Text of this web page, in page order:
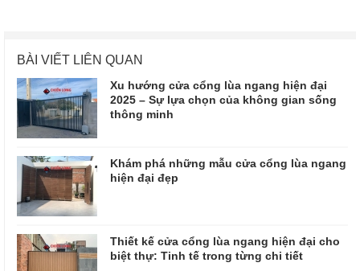
BÀI VIẾT LIÊN QUAN
Xu hướng cửa cổng lùa ngang hiện đại
2025 – Sự lựa chọn của không gian sống
thông minh
Khám phá những mẫu cửa cổng lùa ngang
hiện đại đẹp
Thiết kế cửa cổng lùa ngang hiện đại cho
biệt thự: Tinh tế trong từng chi tiết